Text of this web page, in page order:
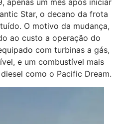
apenas um mês após iniciar
Star, o decano da frota
O motivo da mudança,
ao custo a operação do
com turbinas a gás,
e um combustível mais
como o Pacific Dream.